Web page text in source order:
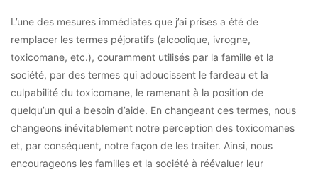
L’une des mesures immédiates que j’ai prises a été de
remplacer les termes péjoratifs (alcoolique, ivrogne,
toxicomane, etc.), couramment utilisés par la famille et la
société, par des termes qui adoucissent le fardeau et la
culpabilité du toxicomane, le ramenant à la position de
quelqu’un qui a besoin d’aide. En changeant ces termes, nous
changeons inévitablement notre perception des toxicomanes
et, par conséquent, notre façon de les traiter. Ainsi, nous
encourageons les familles et la société à réévaluer leur